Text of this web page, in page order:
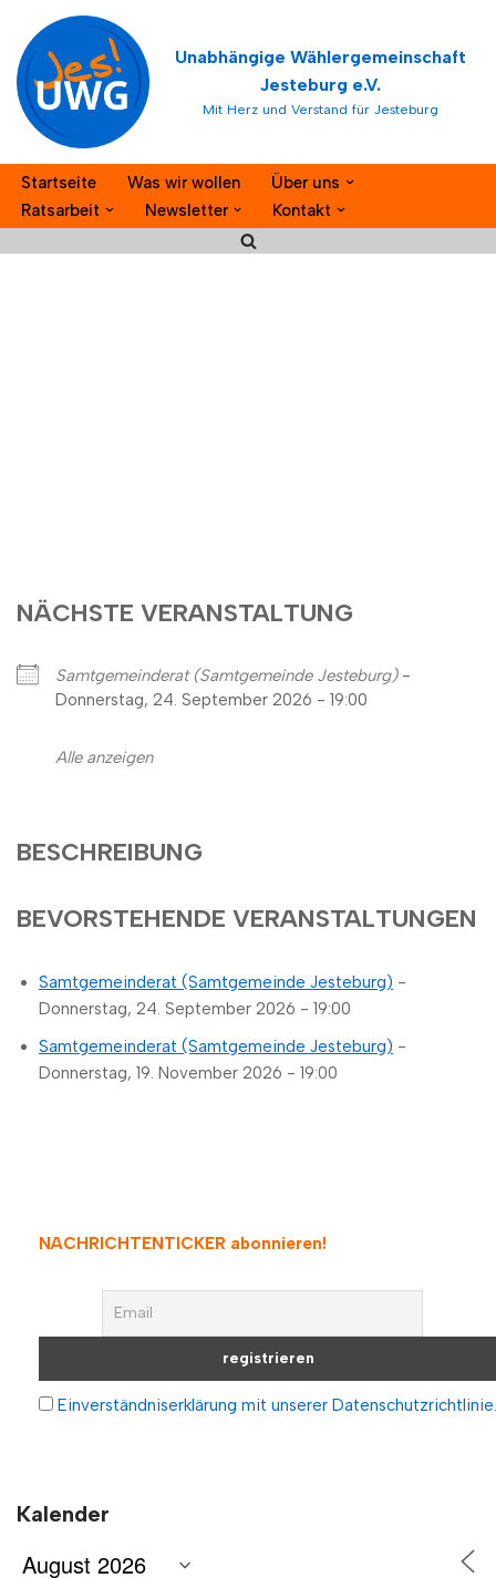
Zum
Inhalt
springen
Unabhängige Wählergemeinschaft
Jesteburg e.V.
Mit Herz und Verstand für Jesteburg
Startseite Was wir wollen
Über uns
Ratsarbeit
Newsletter Kontakt
NÄCHSTE VERANSTALTUNG
Samtgemeinderat (Samtgemeinde Jesteburg)-
Donnerstag, 24. September 2026 - 19:00
Alle anzeigen
BESCHREIBUNG
BEVORSTEHENDE VERANSTALTUNGEN
Samtgemeinderat (Samtgemeinde Jesteburg) -
Donnerstag, 24. September 2026 - 19:00
Samtgemeinderat (Samtgemeinde Jesteburg) -
Donnerstag, 19. November 2026 - 19:00
NACHRICHTENTICKER abonnieren!
Einverständniserklärung mit unserer Datenschutzrichtlinie.
Kalender